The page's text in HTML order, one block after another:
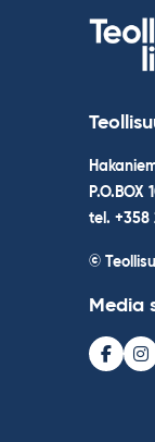
P.O.BOX
tel. +358
©
Media